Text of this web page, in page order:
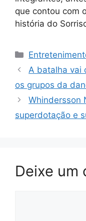
que contou com
história do
Categorias
A batalha vai
os grupos da
Whindersson
superdotação e
Deixe um